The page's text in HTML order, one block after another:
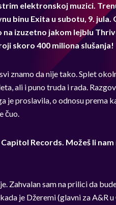
elektronskoj muzici.
binu Exita u subotu, 9. jula.
izuzetno jakom lejblu
skoro 400 miliona slušanja!
znamo da nije tako. Splet
ali i puno truda i rada.
je proslavila, o odnosu prema
čuo.
Records. Možeš li
Zahvalan sam na prilici da
je Džeremi (glavni za A&R